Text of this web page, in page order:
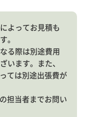
よってお見積も
。
る際は別途費用
います。また、
ては別途出張費が
担当者までお問い